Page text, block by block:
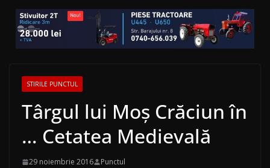
STIRILE PUNCTUL
Târgul lui Moş Crăciun în
… Cetatea Medievală
29 noiembrie 2016 Punctul